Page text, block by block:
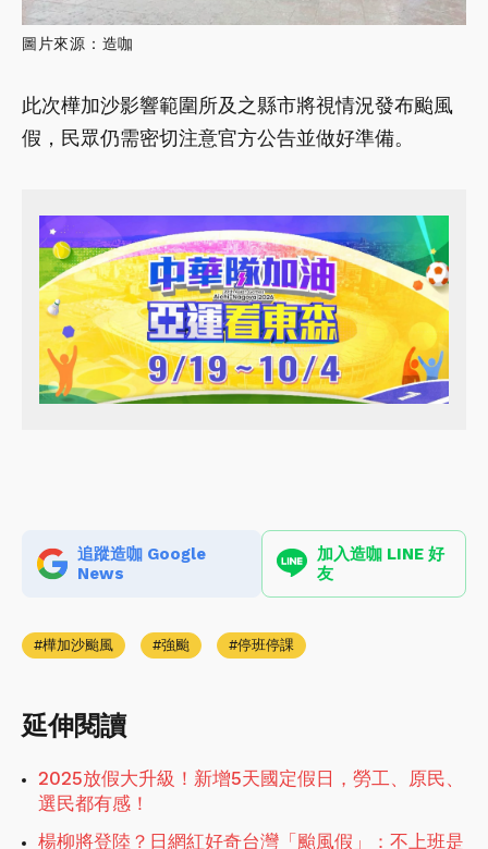
圖片來源：造咖
此次樺加沙影響範圍所及之縣市將視情況發布颱風
假，民眾仍需密切注意官方公告並做好準備。
追蹤造咖 Google
News
加入造咖 LINE 好
友
樺加沙颱風 強颱 停班停課
延伸閱讀
2025放假大升級！新增5天國定假日，勞工、原民、
選民都有感！
楊柳將登陸？日網紅好奇台灣「颱風假」：不上班是